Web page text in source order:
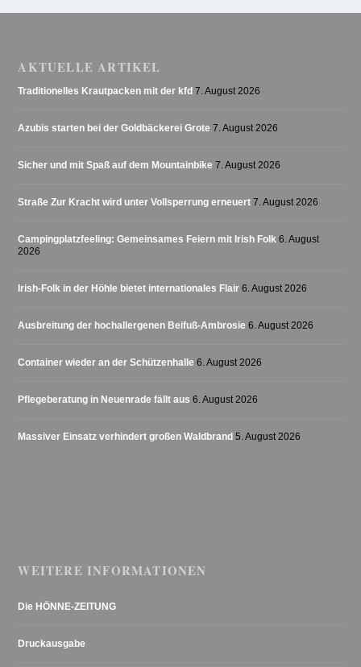
AKTUELLE ARTIKEL
Traditionelles Krautpacken mit der kfd 7. August 2026
Azubis starten bei der Goldbäckerei Grote 7. August 2026
Sicher und mit Spaß auf dem Mountainbike 7. August 2026
Straße Zur Kracht wird unter Vollsperrung erneuert 7. August 2026
Campingplatzfeeling: Gemeinsames Feiern mit Irish Folk 6. August
2026
Irish-Folk in der Höhle bietet internationales Flair 6. August 2026
Ausbreitung der hochallergenen Beifuß-Ambrosie 6. August 2026
Container wieder an der Schützenhalle 6. August 2026
Pflegeberatung in Neuenrade fällt aus 6. August 2026
Massiver Einsatz verhindert großen Waldbrand 5. August 2026
WEITERE INFORMATIONEN
Die HÖNNE-ZEITUNG
Druckausgabe